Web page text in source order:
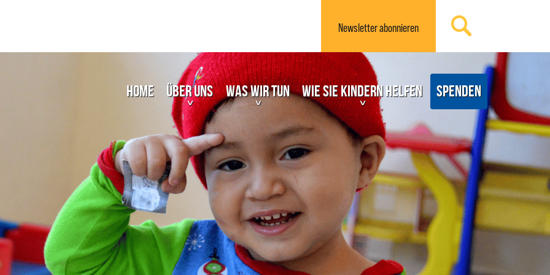
Newsletterabonnieren
Home Über uns Was wir tun Wie Sie Kindern helfen Spenden